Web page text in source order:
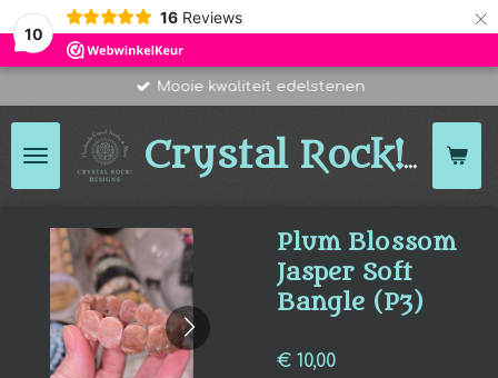
10
16 Reviews ×
Crystal Rock!
Mooie kwaliteit edelstenen
Plum Blossom
Jasper Soft
Bangle (P3)
€ 10,00